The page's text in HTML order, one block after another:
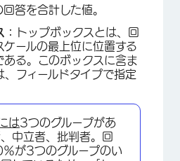
回答を合計した値。
トップボックスとは、回
ケールの最上位に位置する
ある。このボックスに含ま
、フィールドタイプで指定
は3つのグループがあ
中立者、批判者。回
が3つのグループのい